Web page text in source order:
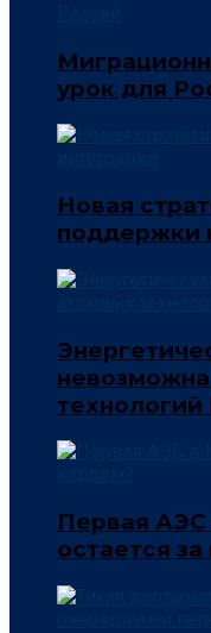
урок для
Новая
поддержки
Первая АЭС
остается